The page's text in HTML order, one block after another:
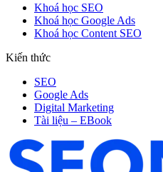
Khoá học SEO
Khoá học Google Ads
Khoá học Content SEO
Kiến thức
SEO
Google Ads
Digital Marketing
Tài liệu – EBook